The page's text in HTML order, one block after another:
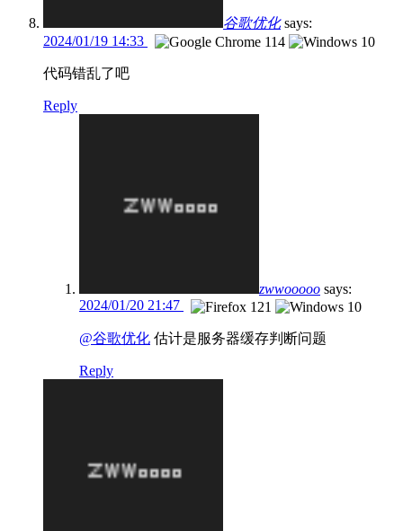
谷歌优化 says:
2024/01/19 14:33
代码错乱了吧
Reply
zwwooooo says:
2024/01/20 21:47
@谷歌优化 估计是服务器缓存判断问题
Reply